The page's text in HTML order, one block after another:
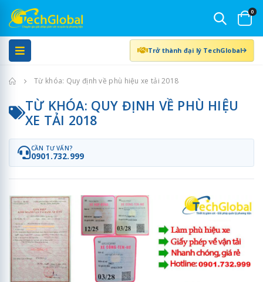
0
Trở thành đại lý TechGlobal
Trang chủTừ khóa: Quy định về phù hiệu xe tải 2018
TỪ KHÓA: QUY ĐỊNH VỀ PHÙ HIỆU
XE TẢI 2018
CẦN TƯ VẤN?
0901.732.999